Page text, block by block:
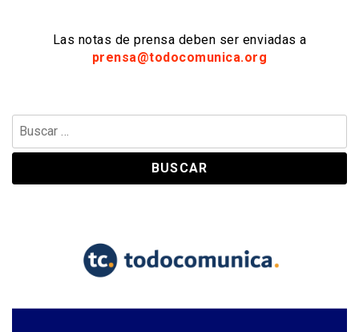
Las notas de prensa deben ser enviadas a
prensa@todocomunica.org
Buscar: